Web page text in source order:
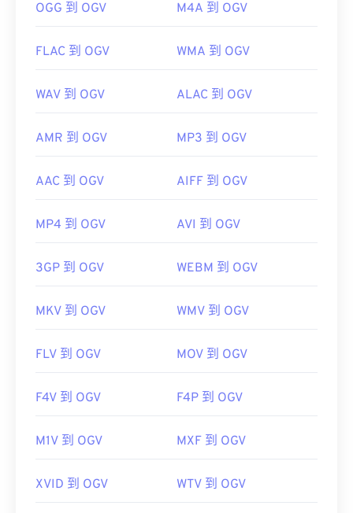
https://en.wikipedia.org/wiki/Ogg
OGG 到 OGV M4A 到 OGV
FLAC 到 OGV WMA 到 OGV
WAV 到 OGV ALAC 到 OGV
AMR 到 OGV MP3 到 OGV
AAC 到 OGV AIFF 到 OGV
MP4 到 OGV AVI 到 OGV
3GP 到 OGV WEBM 到 OGV
MKV 到 OGV WMV 到 OGV
FLV 到 OGV MOV 到 OGV
F4V 到 OGV F4P 到 OGV
M1V 到 OGV MXF 到 OGV
XVID 到 OGV WTV 到 OGV